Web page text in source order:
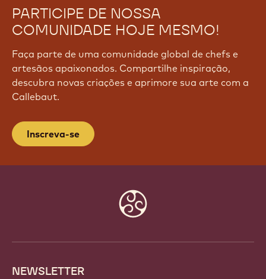
PARTICIPE DE NOSSA
COMUNIDADE HOJE MESMO!
Faça parte de uma comunidade global de chefs e
artesãos apaixonados. Compartilhe inspiração,
descubra novas criações e aprimore sua arte com a
Callebaut.
Inscreva-se
NEWSLETTER